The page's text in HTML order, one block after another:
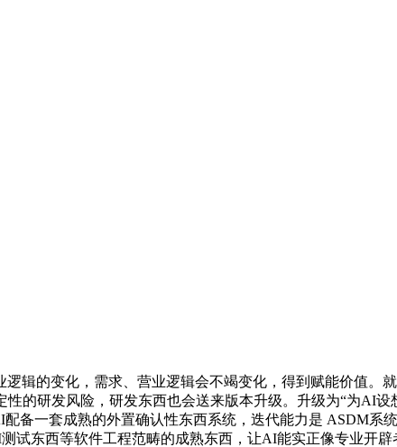
的变化，需求、营业逻辑会不竭变化，得到赋能价值。
的研发风险，研发东西也会送来版本升级。升级为“为AI
备一套成熟的外置确认性东西系统，迭代能力是 ASDM系
试东西等软件工程范畴的成熟东西，让AI能实正像专业开